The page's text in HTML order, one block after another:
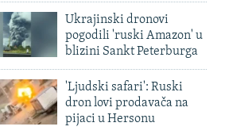
Ukrajinski dronovi
pogodili 'ruski Amazon' u
blizini Sankt Peterburga
'Ljudski safari': Ruski
dron lovi prodavača na
pijaci u Hersonu